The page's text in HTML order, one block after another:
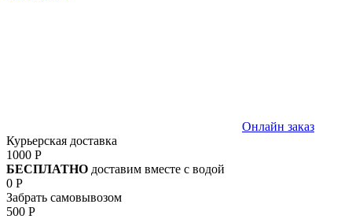
Онлайн заказ
Курьерская доставка
1000 Р
БЕСПЛАТНО доставим вместе с водой
0 Р
Забрать самовывозом
500 Р